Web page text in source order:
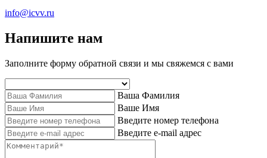
info@icvv.ru
Напишите нам
Заполните форму обратной связи и мы свяжемся с вами
Ваша Фамилия
Ваше Имя
Введите номер телефона
Введите e-mail адрес